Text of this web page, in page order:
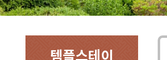
템플스테이